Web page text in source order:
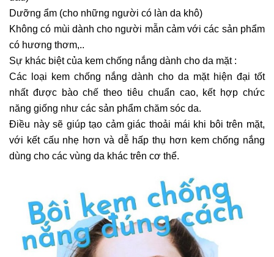
Dưỡng ẩm (cho những người có làn da khô)
Không có mùi dành cho người mẫn cảm với các sản phẩm
có hương thơm,..
Sự khác biệt của kem chống nắng dành cho da mặt :
Các loại kem chống nắng dành cho da mặt hiện đại tốt
nhất được bào chế theo tiêu chuẩn cao, kết hợp chức
năng giống như các sản phẩm chăm sóc da.
Điều này sẽ giúp tạo cảm giác thoải mái khi bôi trên mặt,
với kết cấu nhẹ hơn và dễ hấp thụ hơn kem chống nắng
dùng cho các vùng da khác trên cơ thể.